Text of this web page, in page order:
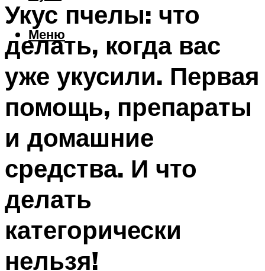
Меню
Укус пчелы: что
делать, когда вас
уже укусили. Первая
помощь, препараты
и домашние
средства. И что
делать
категорически
нельзя!